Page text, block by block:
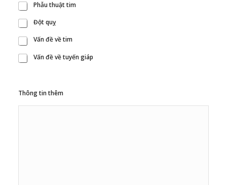
Phẫu thuật tim
Đột quỵ
Vấn đề về tim
Vấn đề về tuyến giáp
Thông tin thêm